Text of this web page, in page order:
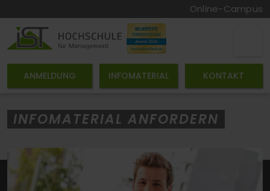
Online-Campus
ANMELDUNG INFOMATERIAL KONTAKT
INFOMATERIAL ANFORDERN